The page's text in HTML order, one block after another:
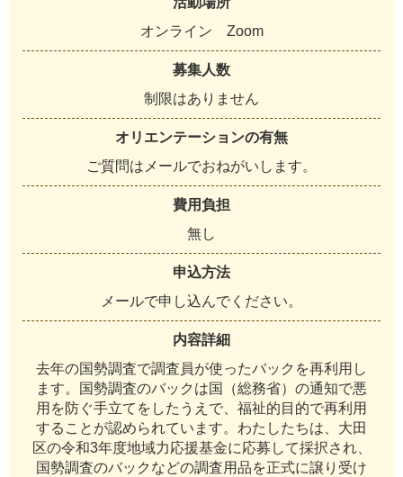
オンライ ン Zoom
募集人数
制 限はあ り ま せん
オリエンテーションの有無
ご質問は メ ールでおねがい し ま す。
費用負担
無し
申込方法
メ ールで申 し込んで く ださ い。
内容詳細
去年の国勢調査で調査 員が使ったバッ ク を再利 用 し
ま す。 国勢調査のバッ ク は国 （総務省） の通知で悪
用 を防ぐ手立て を した う え で 福祉的 目 的で再利 用
する こ と が認められてい ま す。 わた したちは 大田
区の令和3年度地域力応援基金に応募 して採択さ れ、
国勢調査のバッ ク などの調査用品を正式に譲り 受け